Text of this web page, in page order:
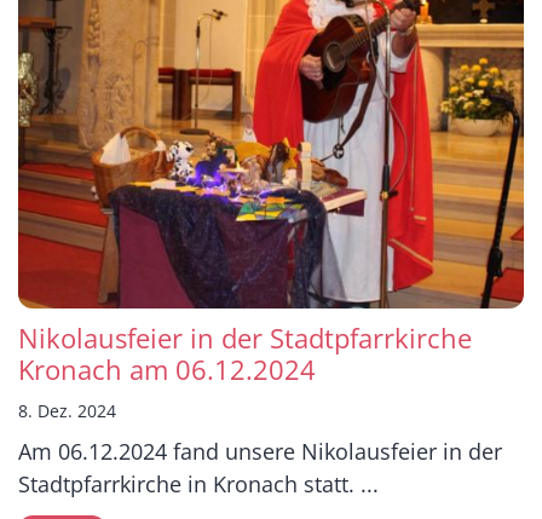
Nikolausfeier in der Stadtpfarrkirche
Kronach am 06.12.2024
8. Dez. 2024
Am 06.12.2024 fand unsere Nikolausfeier in der
Stadtpfarrkirche in Kronach statt. ...